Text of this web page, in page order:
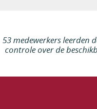
53 medewerkers leerden
controle over de